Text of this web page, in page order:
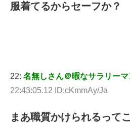
服着てるからセーフか？
22: 名無しさん＠暇なサラリーマ
22:43:05.12 ID:cKmmAy/Ja
まあ職質かけられるって